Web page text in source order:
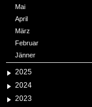
Mai
April
März
Februar
Jänner
2025
2024
2023